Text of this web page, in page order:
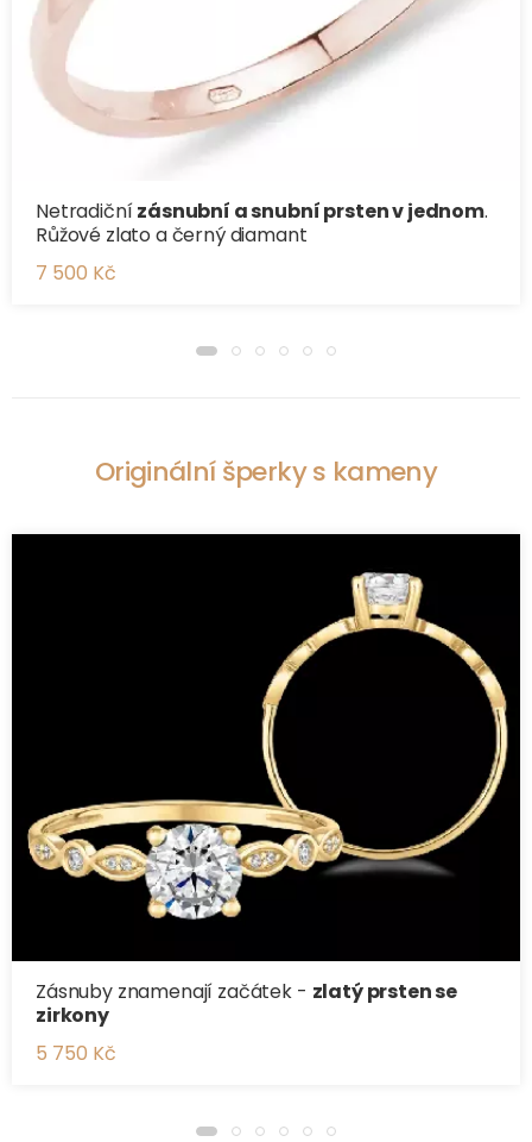
Netradičnízásnubní a snubní prsten v jednom.
Růžové zlato a černý diamant
7 500 Kč
Originální šperky s kameny
Zásnuby znamenají začátek - zlatý prsten se
zirkony
5 750 Kč